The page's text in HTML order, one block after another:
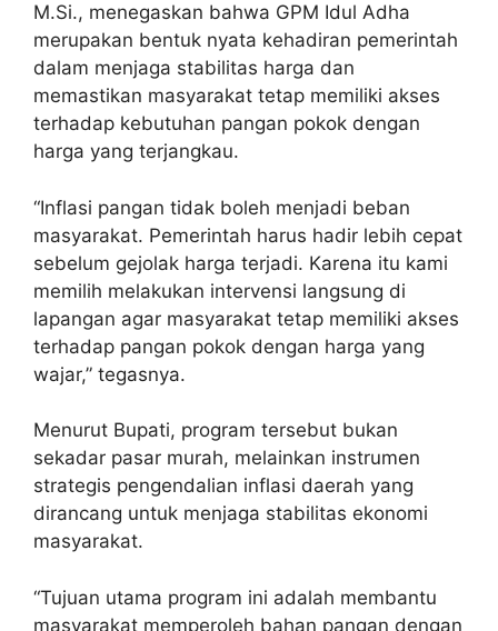
M.Si., menegaskan bahwa GPM Idul Adha
merupakan bentuk nyata kehadiran pemerintah
dalam menjaga stabilitas harga dan
memastikan masyarakat tetap memiliki akses
terhadap kebutuhan pangan pokok dengan
harga yang terjangkau.
“Inflasi pangan tidak boleh menjadi beban
masyarakat. Pemerintah harus hadir lebih cepat
sebelum gejolak harga terjadi. Karena itu kami
memilih melakukan intervensi langsung di
lapangan agar masyarakat tetap memiliki akses
terhadap pangan pokok dengan harga yang
wajar,” tegasnya.
Menurut Bupati, program tersebut bukan
sekadar pasar murah, melainkan instrumen
strategis pengendalian inflasi daerah yang
dirancang untuk menjaga stabilitas ekonomi
masyarakat.
“Tujuan utama program ini adalah membantu
masyarakat memperoleh bahan pangan dengan